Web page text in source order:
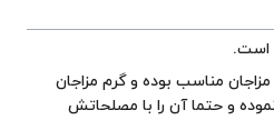
است.
مزاجان مناسب بوده و گرم مزاجان
و حتما آن را با مصلحاتش